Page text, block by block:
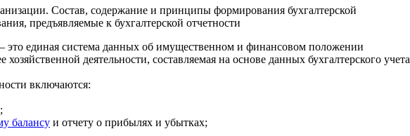
Состав, содержание и принципы формирования бухгалтерской
предъявляемые к бухгалтерской отчетности
– это единая система данных об имущественном и финансовом положении
хозяйственной деятельности, составляемая на основе данных бухгалтерского учета
включаются:
;
балансу и отчету о прибылях и убытках;